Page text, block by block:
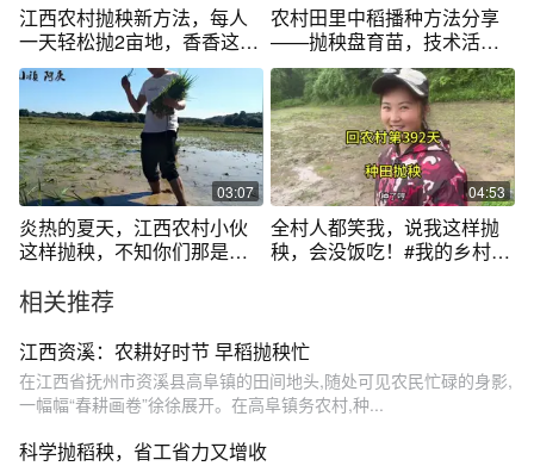
江西农村抛秧新方法，每人
一天轻松抛2亩地，香香这手
速太利索了
农村田里中稻播种方法分享
——抛秧盘育苗，技术活交
给老爸
03:07
炎热的夏天，江西农村小伙
这样抛秧，不知你们那是怎
04:53
全村人都笑我，说我这样抛
秧，会没饭吃！#我的乡村生
相关推荐
江西资溪：农耕好时节 早稻抛秧忙
在江西省抚州市资溪县高阜镇的田间地头,随处可见农民忙碌的身影,
一幅幅“春耕画卷”徐徐展开。在高阜镇务农村,种...
科学抛稻秧，省工省力又增收